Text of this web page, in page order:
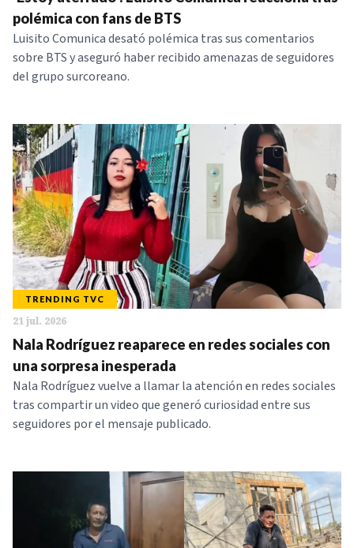
NOTICIAS
SERIES
polémica con fans de BTS
Luisito Comunica desató polémica tras sus comentarios
sobre BTS y aseguró haber recibido amenazas de seguidores
del grupo surcoreano.
TRENDING TVC
21 jul. 2026
Nala Rodríguez reaparece en redes sociales con
una sorpresa inesperada
Nala Rodríguez vuelve a llamar la atención en redes sociales
tras compartir un video que generó curiosidad entre sus
seguidores por el mensaje publicado.